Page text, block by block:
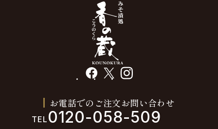
facebook instagram
お電話でのご注文お問い合わせ
TEL 0120-058-509